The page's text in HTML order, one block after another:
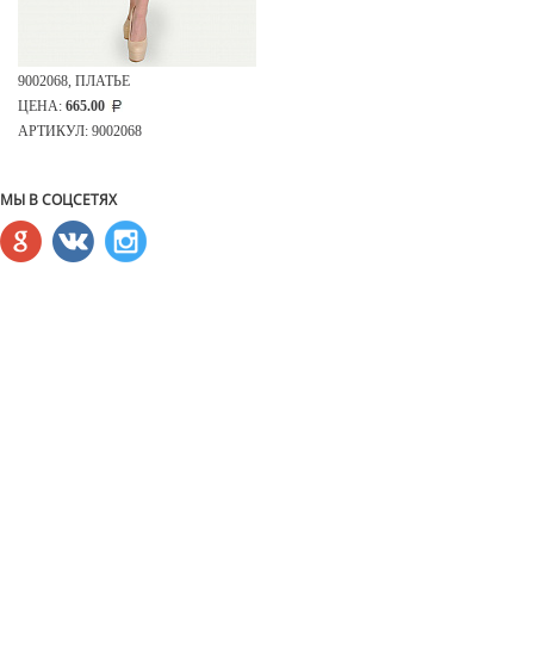
9002068, ПЛАТЬЕ
ЦЕНА: 665.00
АРТИКУЛ: 9002068
МЫ В СОЦСЕТЯХ